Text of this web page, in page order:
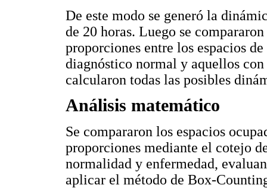
De este modo se generó la
de 20 horas. Luego se
proporciones entre los espacios
diagnóstico normal y aquellos
calcularon todas las posibles
Análisis matemático
Se compararon los espacios
proporciones mediante el cotejo
normalidad y enfermedad,
aplicar el método de Box-